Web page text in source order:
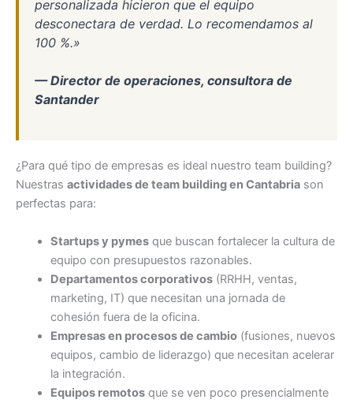
personalizada hicieron que el equipo
desconectara de verdad. Lo recomendamos al
100 %.»
— Director de operaciones, consultora de
Santander
¿Para qué tipo de empresas es ideal nuestro team building?
Nuestras actividades de team building en Cantabria son
perfectas para:
Startups y pymesque buscan fortalecer la cultura de
equipo con presupuestos razonables.
Departamentos corporativos(RRHH, ventas,
marketing, IT) que necesitan una jornada de
cohesión fuera de la oficina.
Empresas en procesos de cambio(fusiones, nuevos
equipos, cambio de liderazgo) que necesitan acelerar
la integración.
Equipos remotosque se ven poco presencialmente